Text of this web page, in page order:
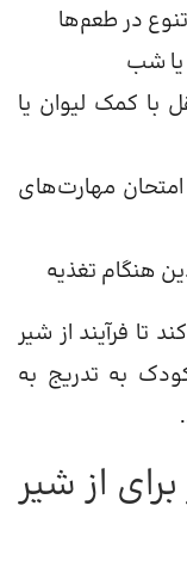
در طعم‌ها
یا شب
با کمک لیوان یا
مهارت‌های
هنگام تغذیه
تا فرآیند از شیر
به تدریج به
از شیر